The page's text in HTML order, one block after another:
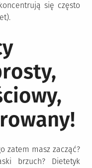
się często
zatem masz zacząć?
brzuch? Dietetyk